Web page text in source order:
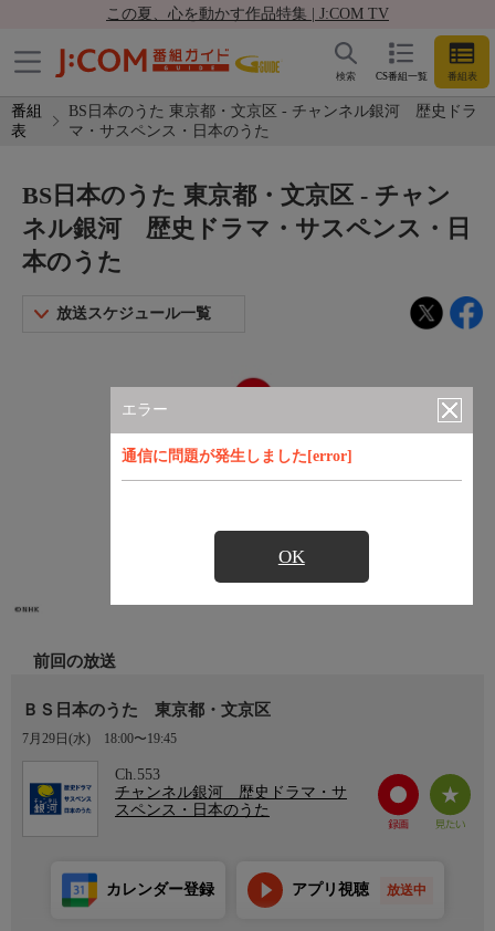
この夏、心を動かす作品特集 | J:COM TV
CS番組一覧 番組表
検索
番組
表
BS日本のうた 東京都・文京区 - チャンネル銀河 歴史ドラ
マ・サスペンス・日本のうた
エラー
通信に問題が発生しました[error]
OK
BS日本のうた 東京都・文京区 - チャン
ネル銀河 歴史ドラマ・サスペンス・日
本のうた
放送スケジュール一覧
前回の放送
ＢＳ日本のうた 東京都・文京区
7月29日(水) 18:00〜19:45
Ch.553
チャンネル銀河 歴史ドラマ・サ
スペンス・日本のうた
カレンダー登録 アプリ視聴 放送中